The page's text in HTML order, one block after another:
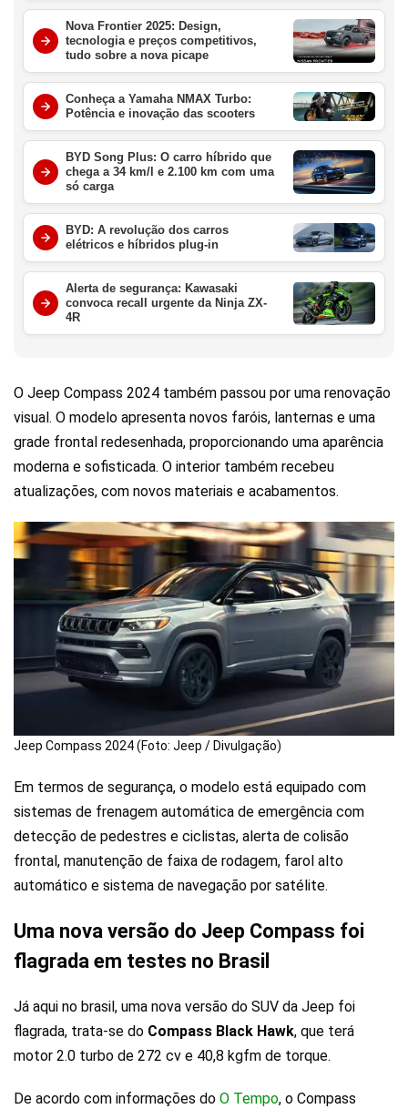
Nova Frontier 2025: Design,
tecnologia e preços competitivos,
tudo sobre a nova picape
Conheça a Yamaha NMAX Turbo:
Potência e inovação das scooters
BYD Song Plus: O carro híbrido que
chega a 34 km/l e 2.100 km com uma
só carga
BYD: A revolução dos carros
elétricos e híbridos plug-in
Alerta de segurança: Kawasaki
convoca recall urgente da Ninja ZX-
4R
O Jeep Compass 2024 também passou por uma renovação
visual. O modelo apresenta novos faróis, lanternas e uma
grade frontal redesenhada, proporcionando uma aparência
moderna e sofisticada. O interior também recebeu
atualizações, com novos materiais e acabamentos.
Jeep Compass 2024 (Foto: Jeep / Divulgação)
Em termos de segurança, o modelo está equipado com
sistemas de frenagem automática de emergência com
detecção de pedestres e ciclistas, alerta de colisão
frontal, manutenção de faixa de rodagem, farol alto
automático e sistema de navegação por satélite.
Uma nova versão do Jeep Compass foi
flagrada em testes no Brasil
Já aqui no brasil, uma nova versão do SUV da Jeep foi
flagrada, trata-se do Compass Black Hawk, que terá
motor 2.0 turbo de 272 cv e 40,8 kgfm de torque.
De acordo com informações do O Tempo, o Compass